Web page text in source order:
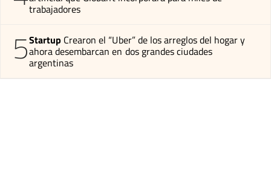
trabajadores
5Startup Crearon el “Uber” de los arreglos del hogar y
ahora desembarcan en dos grandes ciudades
argentinas